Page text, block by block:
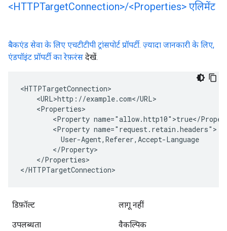
<HTTPTargetConnection>/<Properties> एलिमेंट
बैकएंड सेवा के लिए एचटीटीपी ट्रांसपोर्ट प्रॉपर्टी. ज़्यादा जानकारी के लिए,
एंडपॉइंट प्रॉपर्टी का रेफ़रंस देखें.
<HTTPTargetConnection>
    <URL>http://example.com</URL>
    <Properties>
<Property name="allow.http10">true</
        <Property name="request.retain.headers">
          User-Agent,Referer,Accept-Language
        </Property>
    </Properties>
</HTTPTargetConnection>
डिफ़ॉल्ट लागू नहीं
उपलब्धता वैकल्पिक